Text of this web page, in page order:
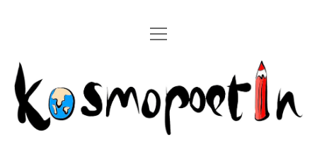
REISEREPORTAGEN
REISEPOESIE
REISEKOLUMNEN
Menü
öffnen
Kosmopoetin